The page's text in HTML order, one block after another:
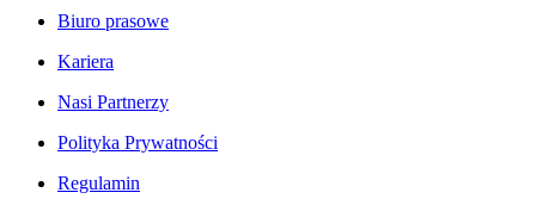
Biuro prasowe
Kariera
Nasi Partnerzy
Polityka Prywatności
Regulamin